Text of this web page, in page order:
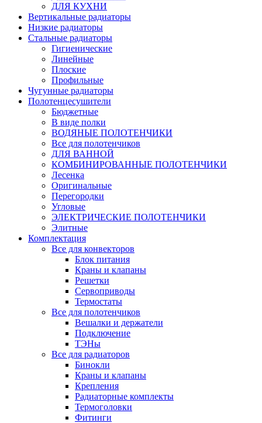
ДЛЯ КУХНИ
Вертикальные радиаторы
Низкие радиаторы
Стальные радиаторы
Гигиенические
Линейные
Плоские
Профильные
Чугунные радиаторы
Полотенцесушители
Бюджетные
В виде полки
ВОДЯНЫЕ ПОЛОТЕНЧИКИ
Все для полотенчиков
ДЛЯ ВАННОЙ
КОМБИНИРОВАННЫЕ ПОЛОТЕНЧИКИ
Лесенка
Оригинальные
Перегородки
Угловые
ЭЛЕКТРИЧЕСКИЕ ПОЛОТЕНЧИКИ
Элитные
Комплектация
Все для конвекторов
Блок питания
Краны и клапаны
Решетки
Сервоприводы
Термостаты
Все для полотенчиков
Вешалки и держатели
Подключение
ТЭНы
Все для радиаторов
Бинокли
Краны и клапаны
Крепления
Радиаторные комплекты
Термоголовки
Фитинги